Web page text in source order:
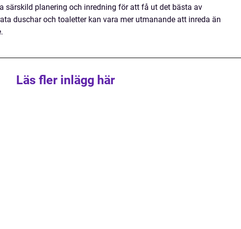
särskild planering och inredning för att få ut det bästa av
duschar och toaletter kan vara mer utmanande att inreda än
Läs fler inlägg här